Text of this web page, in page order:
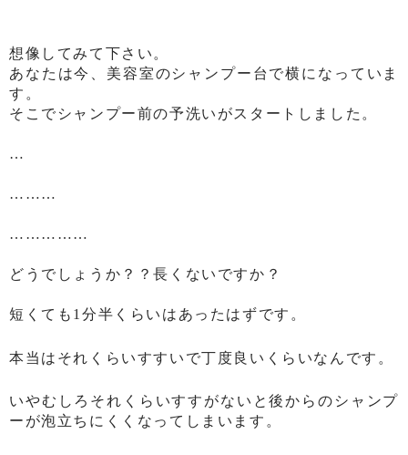
想像してみて下さい。
あなたは今、美容室のシャンプー台で横になっていま
す。
そこでシャンプー前の予洗いがスタートしました。
…
………
……………
どうでしょうか？？長くないですか？
短くても1分半くらいはあったはずです。
本当はそれくらいすすいで丁度良いくらいなんです。
いやむしろそれくらいすすがないと後からのシャンプ
ーが泡立ちにくくなってしまいます。